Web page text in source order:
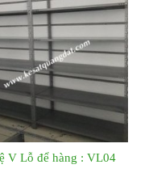
V Lỗ để hàng : VL04